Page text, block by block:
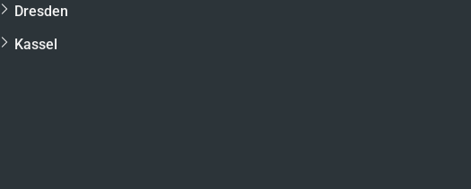
Dresden
Kassel